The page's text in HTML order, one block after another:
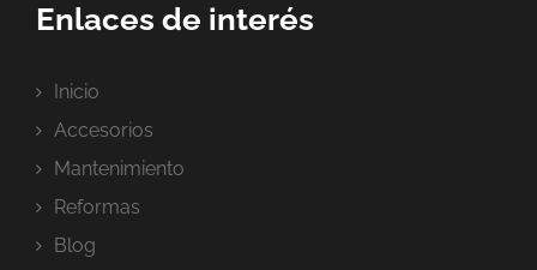
Enlaces de interés
Inicio
Accesorios
Mantenimiento
Reformas
Blog